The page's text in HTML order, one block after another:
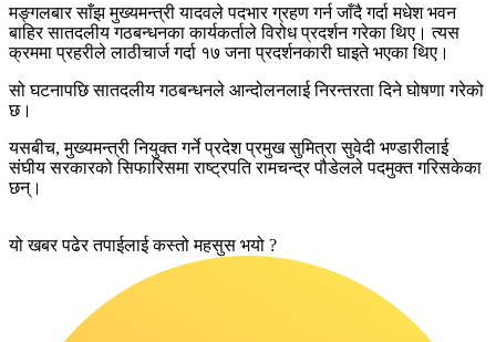
मङ्गलबार साँझ मुख्यमन्त्री यादवले पदभार ग्रहण गर्न जाँदै गर्दा मधेश भवन
बाहिर सातदलीय गठबन्धनका कार्यकर्ताले विरोध प्रदर्शन गरेका थिए। त्यस
क्रममा प्रहरीले लाठीचार्ज गर्दा १७ जना प्रदर्शनकारी घाइते भएका थिए।
सो घटनापछि सातदलीय गठबन्धनले आन्दोलनलाई निरन्तरता दिने घोषणा गरेको
छ।
यसबीच, मुख्यमन्त्री नियुक्त गर्ने प्रदेश प्रमुख सुमित्रा सुवेदी भण्डारीलाई
संघीय सरकारको सिफारिसमा राष्ट्रपति रामचन्द्र पौडेलले पदमुक्त गरिसकेका
छन्।
यो खबर पढेर तपाईलाई कस्तो महसुस भयो ?